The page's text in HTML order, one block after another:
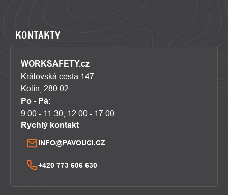
KONTAKTY
WORKSAFETY.cz
Královská cesta 147
Kolín, 280 02
Po - Pá:
9:00 - 11:30, 12:00 - 17:00
Rychlý kontakt
INFO@PAVOUCI.CZ
+420 773 606 630